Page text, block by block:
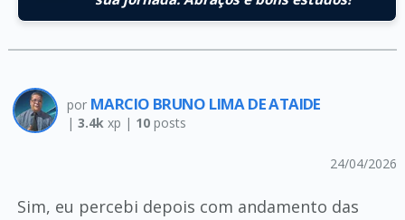
por MARCIO BRUNO LIMA DE ATAIDE
| 3.4kxp | 10posts
24/04/2026
Sim, eu percebi depois com andamento das